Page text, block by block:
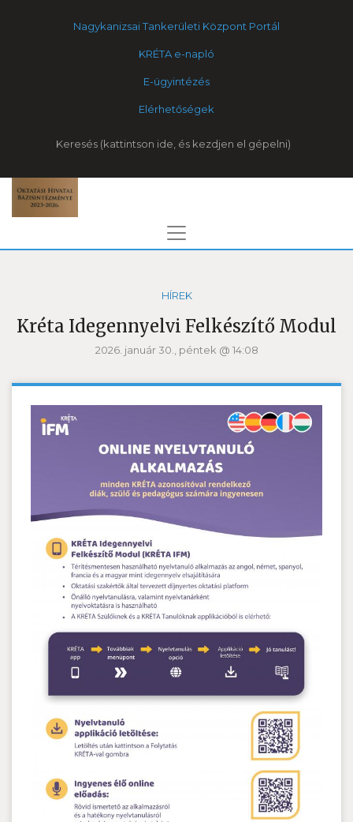
Nagykanizsai Tankerületi Központ Portál
KRÉTA e-napló
E-ügyintézés
Elérhetőségek
Keresés
HÍREK
Kréta Idegennyelvi Felkészítő Modul
2026. január 30., péntek @ 14:08